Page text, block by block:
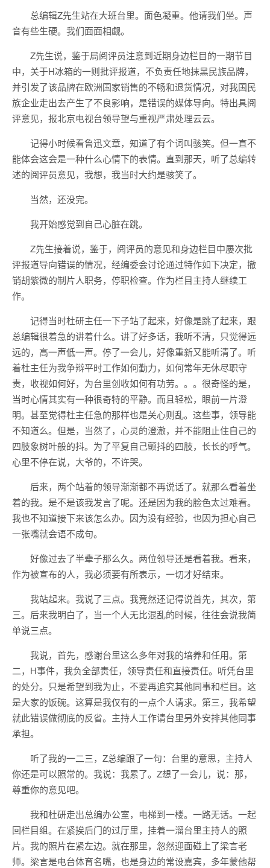
总编辑Z先生站在大班台里。面色凝重。他请我们坐。声
音有些生硬。我们面面相觑。
Z先生说，鉴于局阅评员注意到近期身边栏目的一期节目
中，关于H冰箱的一则批评报道，不负责任地抹黑民族品牌，
并引发了该品牌在欧洲国家销售的不畅和退货情况，对我国民
族企业走出去产生了不良影响，是错误的媒体导向。特出具阅
评意见，报北京电视台领导望与重视严肃处理云云。
记得小时候看鲁迅文章，知道了有个词叫骇笑。但一直不
能体会这会是一种什么心情下的表情。直到那天，听了总编转
述的阅评员意见，我想，我当时大约是骇笑了。
当然，还没完。
我开始感觉到自己心脏在跳。
Z先生接着说，鉴于，阅评员的意见和身边栏目中屡次批
评报道导向错误的情况，经编委会讨论通过特作如下决定，撤
销胡紫微的制片人职务，停职检查。作为栏目主持人继续工
作。
记得当时杜研主任一下子站了起来，好像是跳了起来，跟
总编辑很着急的讲着什么。讲了好多话，我听不清，只觉得远
远的，高一声低一声。停了一会儿，好像重新又能听清了。听
着杜主任为我争辩平时工作如何勤力，如何常年无休尽职守
责，收视如何好，为台里创收如何有功劳。。。很奇怪的是，
当时心情其实有一种很奇特的平静。而且轻松，眼前一片澄
明。甚至觉得杜主任急的那样也是关心则乱。这些事，领导能
不知道么。但是，当然了，心灵的澄澈，并不能阻止住自己的
四肢象树叶般的抖。为了平复自己颤抖的四肢，长长的呼气。
心里不停在说，大爷的，不许哭。
后来，两个站着的领导渐渐都不再说话了。就那么看着坐
着的我。是不是该我发言了呢。还是因为我的脸色太过难看。
我也不知道接下来该怎么办。因为没有经验，也因为担心自己
一张嘴就会语不成句。
好像过去了半辈子那么久。两位领导还是看着我。看来，
作为被宣布的人，我必须要有所表示，一切才好结束。
我站起来。我说了三点。我竟然还记得说首先，其次，第
三。后来我明白了，当一个人无比混乱的时候，往往会说我简
单说三点。
我说，首先，感谢台里这么多年对我的培养和任用。第
二，H事件，我负全部责任，领导责任和直接责任。听凭台里
的处分。只是希望到我为止，不要再追究其他同事和栏目。这
是大家的饭碗。这算是我仅有的一点个人请求。第三，我希望
就此错误做彻底的反省。主持人工作请台里另外安排其他同事
承担。
听了我的一二三，Z总编跟了一句：台里的意思，主持人
你还是可以照常的。我说：我累了。Z想了一会儿，说：那，
尊重你的意见吧。
我和杜研走出总编办公室，电梯到一楼。一路无话。一起
回栏目组。在紧挨后门的过厅里，挂着一溜台里主持人的照
片。我的照片在紧左边。就在那里，忽然迎面碰上了梁言老
师。梁言是电台体育名嘴，也是身边的常设嘉宾，多年蒙他帮